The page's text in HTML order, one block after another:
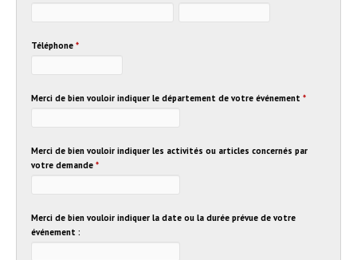
Téléphone *
Merci de bien vouloir indiquer le département de votre événement *
Merci de bien vouloir indiquer les activités ou articles concernés par
votre demande *
Merci de bien vouloir indiquer la date ou la durée prévue de votre
événement :